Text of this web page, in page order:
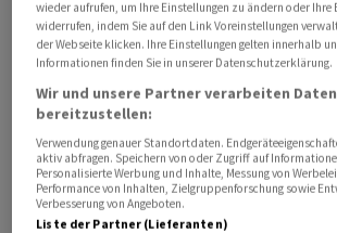
wieder aufrufen, um Ihre Einstellungen zu ändern oder Ihre
widerrufen, indem Sie auf den Link Voreinstellungen
der Webseite klicken. Ihre Einstellungen gelten innerhalb
Informationen finden Sie in unserer Datenschutzerklärung.
Wir und unsere Partner verarbeiten
bereitzustellen:
Verwendung genauer Standortdaten.
aktiv abfragen. Speichern von oder Zugriff auf
Personalisierte Werbung und Inhalte, Messung von
Performance von Inhalten, Zielgruppenforschung sowie
Verbesserung von Angeboten.
Liste der Partner (Lieferanten)